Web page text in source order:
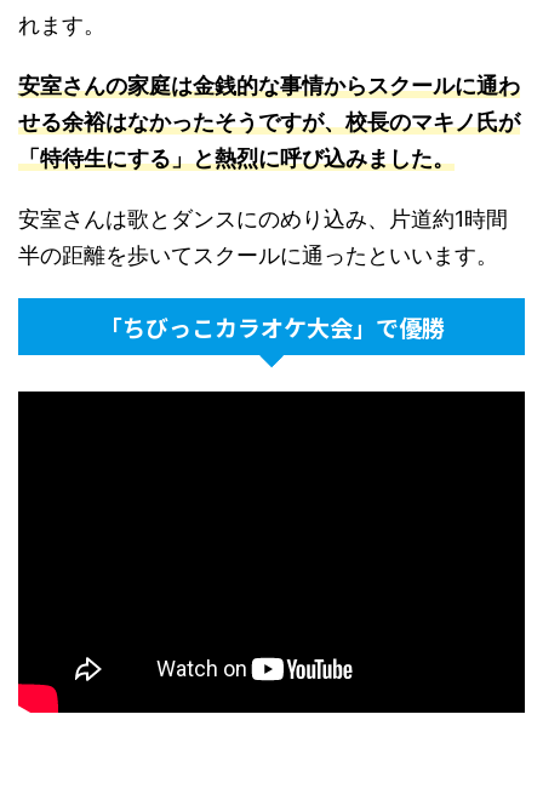
れます。
安室さんの家庭は金銭的な事情からスクールに通わ
せる余裕はなかったそうですが、校長のマキノ氏が
「特待生にする」と熱烈に呼び込みました。
安室さんは歌とダンスにのめり込み、片道約1時間
半の距離を歩いてスクールに通ったといいます。
「ちびっこカラオケ大会」で優勝